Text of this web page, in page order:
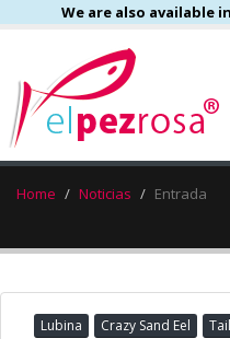
We are also available
Home Noticias Entrada
Lubina Crazy Sand Eel